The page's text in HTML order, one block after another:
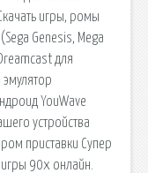
игры, ромы
Genesis, Mega
для
YouWave
устройства
приставки Супер
90х онлайн.